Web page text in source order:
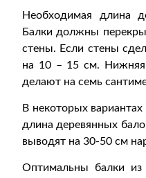
Необходимая длина
Балки должны
стены. Если стены
на 10 – 15 см. Нижняя
делают на семь
В некоторых
длина деревянных
выводят на 30-50 см
Оптимальны балки из